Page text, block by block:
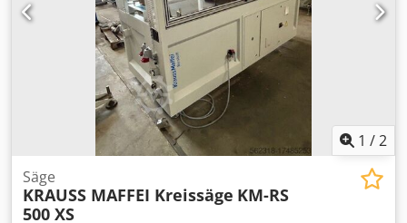
1 /2
Säge
KRAUSS MAFFEI Kreissäge KM-RS
500 XS